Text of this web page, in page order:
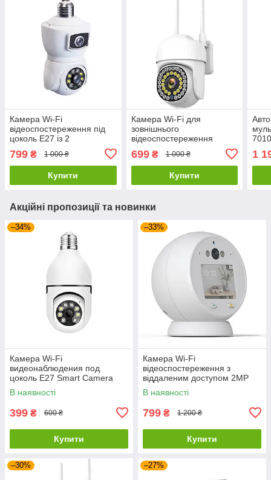
Камера Wi-Fi
відеоспостереження під
цоколь Е27 із 2
незалежними об'єктивами
Smart Camera 360°
799 ₴ 1 000 ₴
Купити
Камера Wi-Fi для
зовнішнього
відеоспостереження
вулична поворотна 2 Мп
699₴ 1 000 ₴
Купити
1
Акційні пропозиції та новинки
–34%
Камера Wi-Fi
видеонаблюдения под
цоколь Е27 Smart Camera
360°
В наявності
399 ₴ 600 ₴
Купити
–33%
Камера Wi-Fi
відеоспостереження з
віддаленим доступом 2MP
В наявності
799 ₴ 1 200 ₴
Купити
–30% –27%